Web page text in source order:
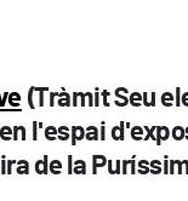
(Tràmit Seu
l'espai
de la